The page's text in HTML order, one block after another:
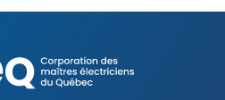
des